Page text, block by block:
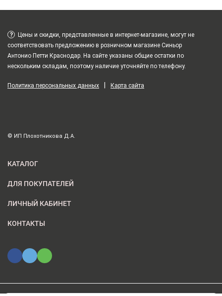
?
Цены и скидки, представленные в интернет-магазине, могут не
соответствовать предложению в розничном магазине Синьор
Антонио Петти Краснодар. На сайте указаны общие остатки по
нескольким складам, поэтому наличие уточняйте по телефону.
Политика персональных данных Карта сайта
© ИП Плохотникова Д.А.
КАТАЛОГ
ДЛЯ ПОКУПАТЕЛЕЙ
ЛИЧНЫЙ КАБИНЕТ
КОНТАКТЫ